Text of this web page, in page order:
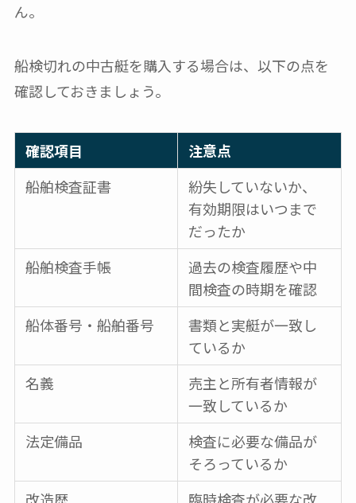
ん。
船検切れの中古艇を購入する場合は、以下の点を
確認しておきましょう。
確認項目
注意点
船舶検査証書
紛失していないか、
有効期限はいつまで
だったか
船舶検査手帳
過去の検査履歴や中
間検査の時期を確認
船体番号・船舶番号
書類と実艇が一致し
ているか
名義
売主と所有者情報が
一致しているか
法定備品
検査に必要な備品が
そろっているか
改造歴
臨時検査が必要な改